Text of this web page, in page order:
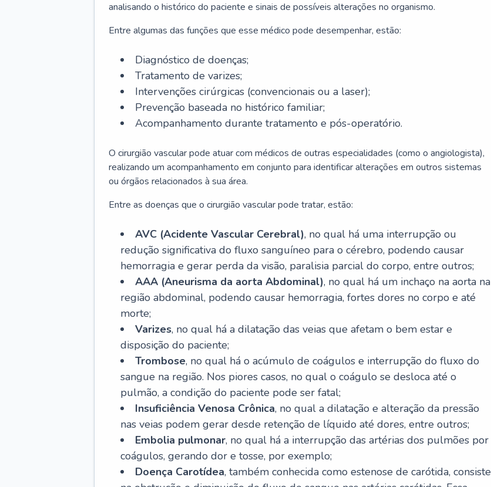
analisando o histórico do paciente e sinais de possíveis alterações no organismo.
Entre algumas das funções que esse médico pode desempenhar, estão:
Diagnóstico de doenças;
Tratamento de varizes;
Intervenções cirúrgicas (convencionais ou a laser);
Prevenção baseada no histórico familiar;
Acompanhamento durante tratamento e pós-operatório.
O cirurgião vascular pode atuar com médicos de outras especialidades (como o angiologista),
realizando um acompanhamento em conjunto para identificar alterações em outros sistemas
ou órgãos relacionados à sua área.
Entre as doenças que o cirurgião vascular pode tratar, estão:
AVC (Acidente Vascular Cerebral), no qual há uma interrupção ou
redução significativa do fluxo sanguíneo para o cérebro, podendo causar
hemorragia e gerar perda da visão, paralisia parcial do corpo, entre outros;
AAA (Aneurisma da aorta Abdominal), no qual há um inchaço na aorta na
região abdominal, podendo causar hemorragia, fortes dores no corpo e até
morte;
Varizes, no qual há a dilatação das veias que afetam o bem estar e
disposição do paciente;
Trombose, no qual há o acúmulo de coágulos e interrupção do fluxo do
sangue na região. Nos piores casos, no qual o coágulo se desloca até o
pulmão, a condição do paciente pode ser fatal;
Insuficiência Venosa Crônica, no qual a dilatação e alteração da pressão
nas veias podem gerar desde retenção de líquido até dores, entre outros;
Embolia pulmonar, no qual há a interrupção das artérias dos pulmões por
coágulos, gerando dor e tosse, por exemplo;
Doença Carotídea, também conhecida como estenose de carótida, consiste